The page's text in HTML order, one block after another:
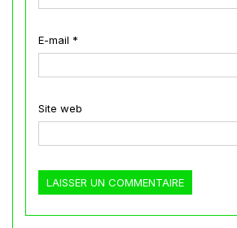
E-mail *
Site web